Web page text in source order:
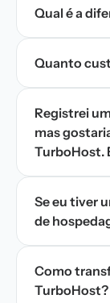
Qual é a
Quanto
Registrei
mas
TurboHost.
Se eu tiver
de
Como
TurboHost?